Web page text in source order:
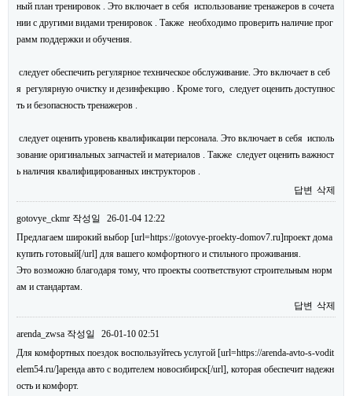
ный план тренировок . Это включает в себя использование тренажеров в сочета
нии с другими видами тренировок . Также необходимо проверить наличие прог
рамм поддержки и обучения.
следует обеспечить регулярное техническое обслуживание. Это включает в себ
я регулярную очистку и дезинфекцию . Кроме того, следует оценить доступнос
ть и безопасность тренажеров .
следует оценить уровень квалификации персонала. Это включает в себя исполь
зование оригинальных запчастей и материалов . Также следует оценить важност
ь наличия квалифицированных инструкторов .
답변 삭제
gotovye_ckmr 작성일
26-01-04 12:22
Предлагаем широкий выбор [url=https://gotovye-proekty-domov7.ru]проект дома
купить готовый[/url] для вашего комфортного и стильного проживания.
Это возможно благодаря тому, что проекты соответствуют строительным норм
ам и стандартам.
답변 삭제
arenda_zwsa 작성일
26-01-10 02:51
Для комфортных поездок воспользуйтесь услугой [url=https://arenda-avto-s-vodit
elem54.ru/]аренда авто с водителем новосибирск[/url], которая обеспечит надежн
ость и комфорт.